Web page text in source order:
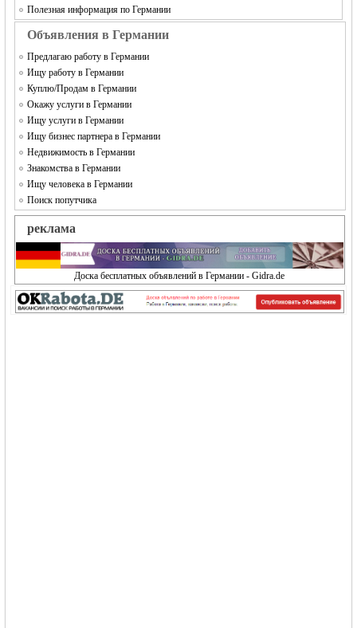
Полезная информация по Германии
Объявления в Германии
Предлагаю работу в Германии
Ищу работу в Германии
Куплю/Продам в Германии
Окажу услуги в Германии
Ищу услуги в Германии
Ищу бизнес партнера в Германии
Недвижимость в Германии
Знакомства в Германии
Ищу человека в Германии
Поиск попутчика
реклама
Доска бесплатных объявлений в Германии - Gidra.de